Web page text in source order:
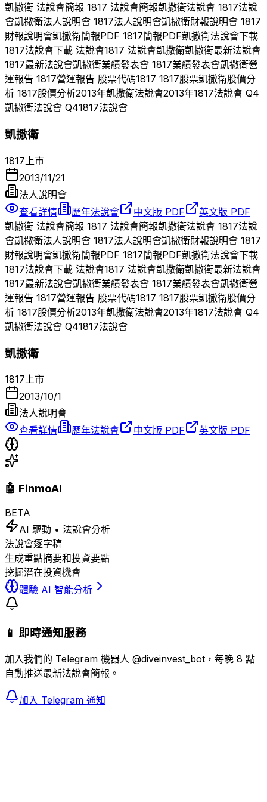
凱撒衛 法說會簡報 1817 法說會簡報凱撒衛法說會 1817法說
會凱撒衛法人說明會 1817法人說明會凱撒衛財報說明會 1817
財報說明會凱撒衛簡報PDF 1817簡報PDF凱撒衛法說會下載
1817法說會下載 法說會1817 法說會凱撒衛凱撒衛最新法說會
1817最新法說會凱撒衛業績發表會 1817業績發表會凱撒衛營
運報告 1817營運報告 股票代碼1817 1817股票凱撒衛股價分
析 1817股價分析2013年凱撒衛法說會2013年1817法說會 Q4
凱撒衛法說會 Q41817法說會
凱撒衛
1817 上市
2013/11/21
法人說明會
查看詳情
歷年法說會 中文版 PDF
英文版 PDF
凱撒衛 法說會簡報 1817 法說會簡報凱撒衛法說會 1817法說
會凱撒衛法人說明會 1817法人說明會凱撒衛財報說明會 1817
財報說明會凱撒衛簡報PDF 1817簡報PDF凱撒衛法說會下載
1817法說會下載 法說會1817 法說會凱撒衛凱撒衛最新法說會
1817最新法說會凱撒衛業績發表會 1817業績發表會凱撒衛營
運報告 1817營運報告 股票代碼1817 1817股票凱撒衛股價分
析 1817股價分析2013年凱撒衛法說會2013年1817法說會 Q4
凱撒衛法說會 Q41817法說會
凱撒衛
1817上市
2013/10/1
法人說明會
查看詳情
歷年法說會 中文版 PDF 英文版 PDF
🤖 FinmoAI
BETA
AI 驅動 • 法說會分析
法說會逐字稿
生成重點摘要和投資要點
挖掘潛在投資機會
體驗 AI 智能分析
📱 即時通知服務
加入我們的 Telegram 機器人 @diveinvest_bot，每晚 8 點
自動推送最新法說會簡報。
加入 Telegram 通知